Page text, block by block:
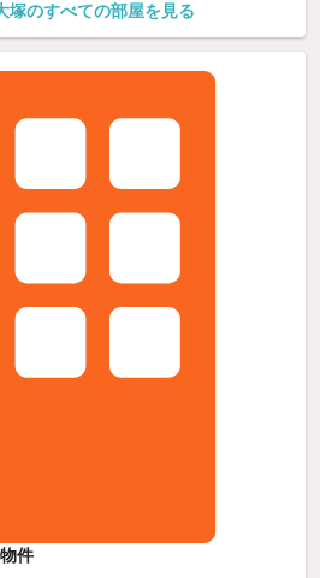
塚のすべての部屋を見る
件